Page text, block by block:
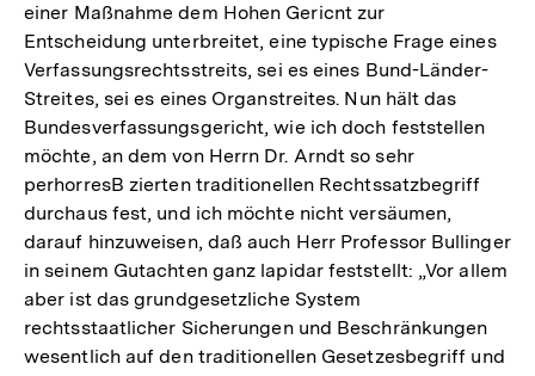
einer Maßnahme dem Hohen Gericnt zur
Entscheidung unterbreitet, eine typische Frage eines
Verfassungsrechtsstreits, sei es eines Bund-Länder-
Streites, sei es eines Organstreites. Nun hält das
Bundesverfassungsgericht, wie ich doch feststellen
möchte, an dem von Herrn Dr. Arndt so sehr
perhorresB zierten traditionellen Rechtssatzbegriff
durchaus fest, und ich möchte nicht versäumen,
darauf hinzuweisen, daß auch Herr Professor Bullinger
in seinem Gutachten ganz lapidar feststellt: „Vor allem
aber ist das grundgesetzliche System
rechtsstaatlicher Sicherungen und Beschränkungen
wesentlich auf den traditionellen Gesetzesbegriff und